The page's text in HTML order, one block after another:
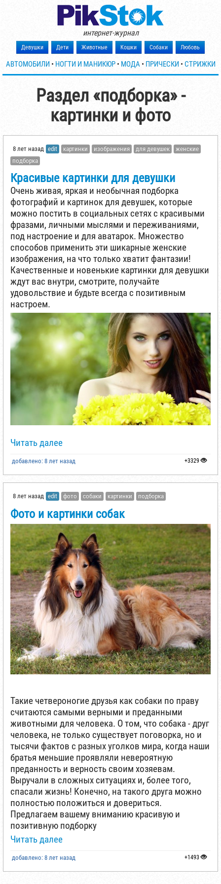
интернет-журнал
Девушки Дети Животные Кошки Собаки Любовь
АВТОМОБИЛИ • НОГТИ И МАНИКЮР• МОДА • ПРИЧЕСКИ • СТРИЖКИ
Раздел «подборка» -
картинки и фото
8 лет назад edit картинки изображения для девушек
женские
подборка
Красивые картинки для девушки
Очень живая, яркая и необычная подборка
фотографий и картинок для девушек, которые
можно постить в социальных сетях с красивыми
фразами, личными мыслями и переживаниями,
под настроение и для аватарок. Множество
способов применить эти шикарные женские
изображения, на что только хватит фантазии!
Качественные и новенькие картинки для девушки
ждут вас внутри, смотрите, получайте
удовольствие и будьте всегда с позитивным
настроем.
Читать далее
добавлено: 8 лет назад +3329
8 лет назад edit фото собаки картинки подборка
Фото и картинки собак
Такие четвероногие друзья как собаки по праву
считаются самыми верными и преданными
животными для человека. О том, что собака - друг
человека, не только существует поговорка, но и
тысячи фактов с разных уголков мира, когда наши
братья меньшие проявляли невероятную
преданность и верность своим хозяевам.
Выручали в сложных ситуациях и, более того,
спасали жизнь! Конечно, на такого друга можно
полностью положиться и довериться.
Предлагаем вашему вниманию красивую и
позитивную подборку
Читать далее
добавлено: 8 лет назад +1493